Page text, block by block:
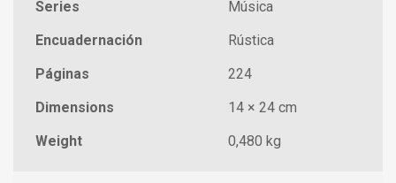
Series
Música
Encuadernación
Rústica
Páginas
224
Dimensions
14 × 24 cm
Weight
0,480 kg